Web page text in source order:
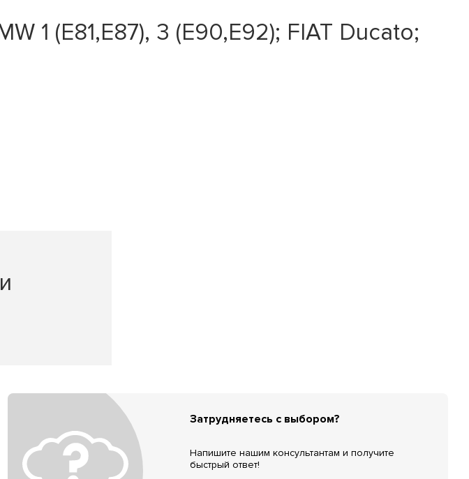
1 (E81,E87), 3 (E90,E92); FIAT Ducato;
Затрудняетесь с выбором?
Напишите нашим консультантам и получите
быстрый ответ!